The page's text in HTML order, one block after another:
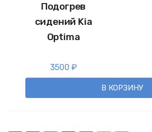
Подогрев
сидений Kia
Optima
3500 ₽
В КОРЗИНУ